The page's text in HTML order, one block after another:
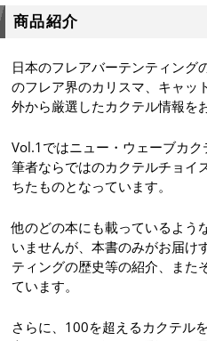
商品紹介
日本のフレアバーテンティング
のフレア界のカリスマ、キャッ
外から厳選したカクテル情報を
Vol.1ではニュー・ウェーブカ
筆者ならではのカクテルチョイ
ちたものとなっています。
他のどの本にも載っているよう
いませんが、本書のみがお届け
ティングの歴史等の紹介、また
ています。
さらに、100を超えるカクテル